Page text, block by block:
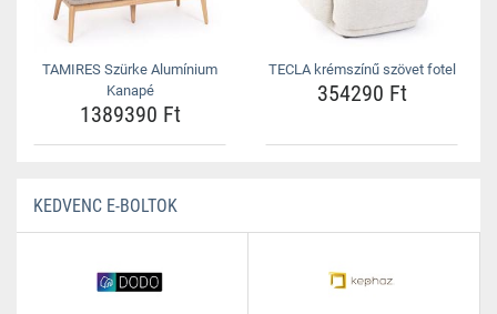
TAMIRES Szürke Alumínium
Kanapé
1389390 Ft
TECLA krémszínű szövet fotel
354290 Ft
KEDVENC E-BOLTOK